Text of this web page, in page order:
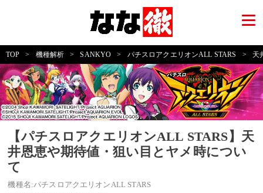
TOP > 機種解析 > SANKYO > パチスロアクエリオンALL STARS > 天
【パチスロアクエリオンALL STARS】天
井恩恵や期待値・狙い目とヤメ時につい
て
機種名:パチスロアクエリオンALL STARS